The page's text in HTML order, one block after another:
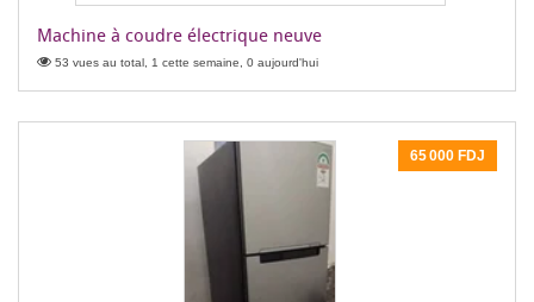
Machine à coudre électrique neuve
53 vues au total, 1 cette semaine, 0 aujourd'hui
65 000 FDJ